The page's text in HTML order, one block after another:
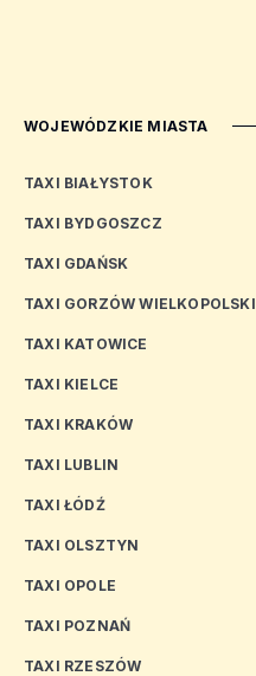
WOJEWÓDZKIE MIASTA
TAXI BIAŁYSTOK
TAXI BYDGOSZCZ
TAXI GDAŃSK
TAXI GORZÓW WIELKOPOLSKI
TAXI KATOWICE
TAXI KIELCE
TAXI KRAKÓW
TAXI LUBLIN
TAXI ŁÓDŹ
TAXI OLSZTYN
TAXI OPOLE
TAXI POZNAŃ
TAXI RZESZÓW